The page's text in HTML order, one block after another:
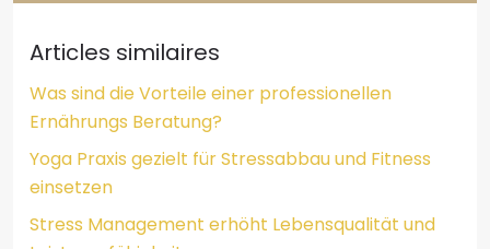
Articles similaires
Was sind die Vorteile einer professionellen
Ernährungs Beratung?
Yoga Praxis gezielt für Stressabbau und Fitness
einsetzen
Stress Management erhöht Lebensqualität und